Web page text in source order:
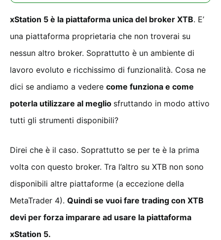
xStation 5 è la piattaforma unica del broker XTB. E’
una piattaforma proprietaria che non troverai su
nessun altro broker. Soprattutto è un ambiente di
lavoro evoluto e ricchissimo di funzionalità. Cosa ne
dici se andiamo a vedere come funziona e come
poterla utilizzare al meglio sfruttando in modo attivo
tutti gli strumenti disponibili?
Direi che è il caso. Soprattutto se per te è la prima
volta con questo broker. Tra l’altro su XTB non sono
disponibili altre piattaforme (a eccezione della
MetaTrader 4). Quindi se vuoi fare trading con XTB
devi per forza imparare ad usare la piattaforma
xStation 5.